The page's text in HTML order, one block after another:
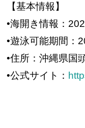
【基本情報】
•海開き情報：
•遊泳可能期間：
•住所：沖縄県国
•公式サイト：